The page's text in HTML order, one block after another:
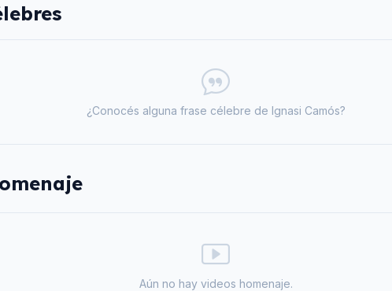
¿Conocés alguna frase célebre de Ignasi Camós?
Aún no hay videos homenaje.